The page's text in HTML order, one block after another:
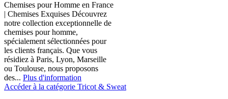
Chemises pour Homme en France
| Chemises Exquises Découvrez
notre collection exceptionnelle de
chemises pour homme,
spécialement sélectionnées pour
les clients français. Que vous
résidiez à Paris, Lyon, Marseille
ou Toulouse, nous proposons
des... Plus d'information
Accéder à la catégorie Tricot & Sweat